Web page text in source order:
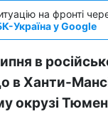
на фронті
Україна у Google
в
в Ханти-
окрузі